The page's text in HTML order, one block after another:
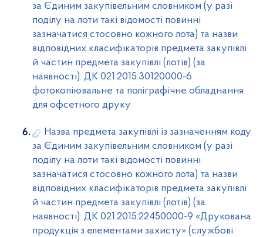
за Єдиним закупівельним словником (у разі
поділу на лоти такі відомості повинні
зазначатися стосовно кожного лота) та назви
відповідних класифікаторів предмета закупівлі
й частин предмета закупівлі (лотів) (за
наявності): ДК 021:2015:30120000-6
фотокопіювальне та поліграфічне обладнання
для офсетного друку
Назва предмета закупівлі із зазначенням коду
за Єдиним закупівельним словником (у разі
поділу на лоти такі відомості повинні
зазначатися стосовно кожного лота) та назви
відповідних класифікаторів предмета закупівлі
й частин предмета закупівлі (лотів) (за
наявності): ДК 021:2015:22450000-9 «Друкована
продукція з елементами захисту» (службові